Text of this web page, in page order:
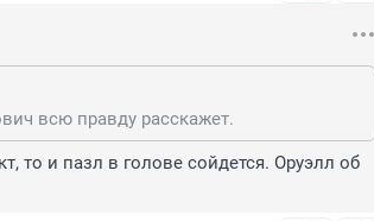
всю правду расскажет.
то и пазл в голове сойдется. Оруэлл об